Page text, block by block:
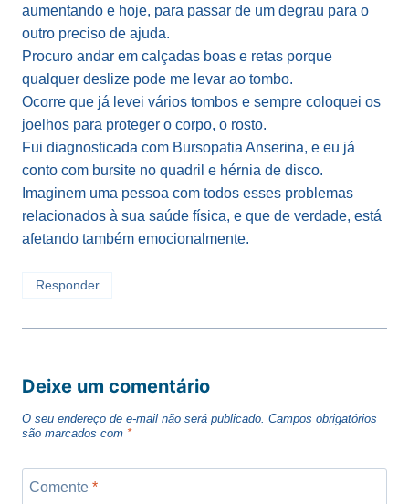
aumentando e hoje, para passar de um degrau para o
outro preciso de ajuda.
Procuro andar em calçadas boas e retas porque
qualquer deslize pode me levar ao tombo.
Ocorre que já levei vários tombos e sempre coloquei os
joelhos para proteger o corpo, o rosto.
Fui diagnosticada com Bursopatia Anserina, e eu já
conto com bursite no quadril e hérnia de disco.
Imaginem uma pessoa com todos esses problemas
relacionados à sua saúde física, e que de verdade, está
afetando também emocionalmente.
Responder
Deixe um comentário
O seu endereço de e-mail não será publicado. Campos obrigatórios
são marcados com *
Comente *